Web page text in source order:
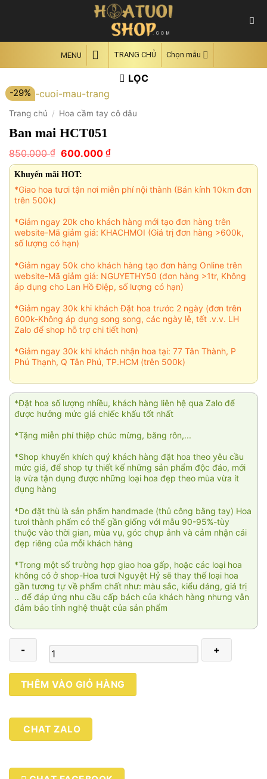
MENU TRANG CHỦ Chọn mẫu
LỌC
-29%
Trang chủ / Hoa cầm tay cô dâu
Ban mai HCT051
850.000₫ Giá
gốc
là:
850.000 ₫.
600.000 ₫Giá
hiện
600.000 ₫.
Khuyến mãi HOT:
*Giao hoa tươi tận nơi miễn phí nội thành (Bán kính 10km đơn
trên 500k)
*Giảm ngay 20k cho khách hàng mới tạo đơn hàng trên
website-Mã giảm giá: KHACHMOI (Giá trị đơn hàng >600k,
số lượng có hạn)
*Giảm ngay 50k cho khách hàng tạo đơn hàng Online trên
website-Mã giảm giá: NGUYETHY50 (đơn hàng >1tr, Không
áp dụng cho Lan Hồ Điệp, số lượng có hạn)
*Giảm ngay 30k khi khách Đặt hoa trước 2 ngày (đơn trên
600k-Không áp dụng song song, các ngày lễ, tết .v.v. LH
Zalo để shop hỗ trợ chi tiết hơn)
*Giảm ngay 30k khi khách nhận hoa tại: 77 Tân Thành, P
Phú Thạnh, Q Tân Phú, TP.HCM (trên 500k)
*Đặt hoa số lượng nhiều, khách hàng liên hệ qua Zalo để
được hưởng mức giá chiếc khấu tốt nhất
*Tặng miễn phí thiệp chúc mừng, băng rôn,...
*Shop khuyến khích quý khách hàng đặt hoa theo yêu cầu
mức giá, để shop tự thiết kế những sản phẩm độc đáo, mới
lạ vừa tận dụng được những loại hoa đẹp theo mùa vừa ít
đụng hàng
*Do đặt thù là sản phẩm handmade (thủ công bằng tay) Hoa
tươi thành phẩm có thể gần giống với mẫu 90-95%-tùy
thuộc vào thời gian, mùa vụ, góc chụp ảnh và cảm nhận cái
đẹp riêng của mỗi khách hàng
*Trong một số trường hợp giao hoa gấp, hoặc các loại hoa
không có ở shop-Hoa tươi Nguyệt Hỷ sẽ thay thế loại hoa
gần tương tự về phẩm chất như: màu sắc, kiểu dáng, giá trị
.. để đáp ứng nhu cầu cấp bách của khách hàng nhưng vẫn
đảm bảo tính nghệ thuật của sản phẩm
Ban
mai
số
lượng
THÊM VÀO GIỎ HÀNG
CHAT ZALO